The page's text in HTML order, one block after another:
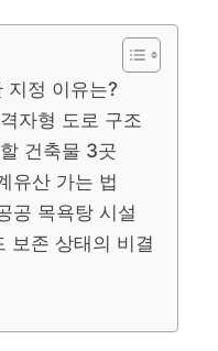
지정 이유는?
자형 도로 구조
건축물 3곳
유산 가는 법
공 목욕탕 시설
보존 상태의 비결